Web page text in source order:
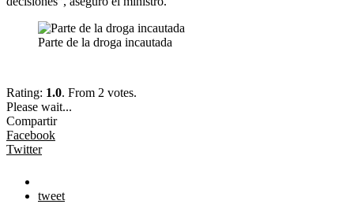
Parte de la droga incautada
Rating: 1.0. From 2 votes.
Please wait...
Compartir
Facebook
Twitter
tweet